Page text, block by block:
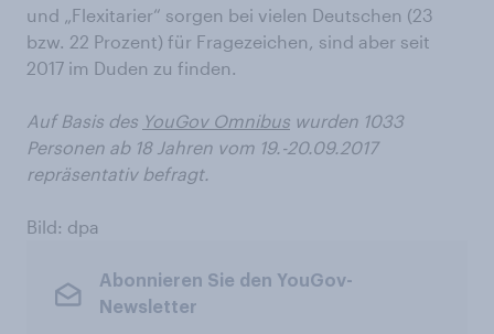
und „Flexitarier“ sorgen bei vielen Deutschen (23
bzw. 22 Prozent) für Fragezeichen, sind aber seit
2017 im Duden zu finden.
Auf Basis des YouGov Omnibus wurden 1033
Personen ab 18 Jahren vom 19.-20.09.2017
repräsentativ befragt.
Bild: dpa
Abonnieren Sie den YouGov-
Newsletter